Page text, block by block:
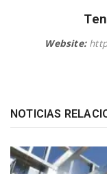
Website:
NOTICIAS